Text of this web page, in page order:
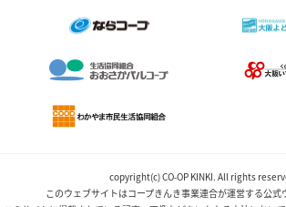
copyright(c) CO-OP KINKI. All rights
このウェブサイトはコープきんき事業連合が運営する公式